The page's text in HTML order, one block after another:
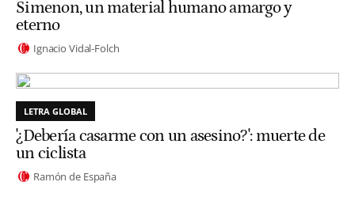
Simenon, un material humano amargo y
eterno
Ignacio Vidal-Folch
LETRA GLOBAL
'¿Debería casarme con un asesino?': muerte de
un ciclista
Ramón de España